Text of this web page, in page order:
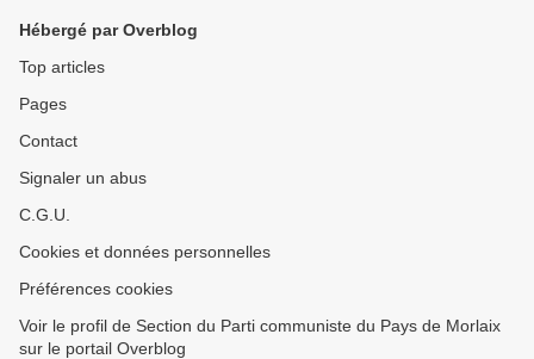
Hébergé par Overblog
Top articles
Pages
Contact
Signaler un abus
C.G.U.
Cookies et données personnelles
Préférences cookies
Voir le profil de Section du Parti communiste du Pays de Morlaix
sur le portail Overblog